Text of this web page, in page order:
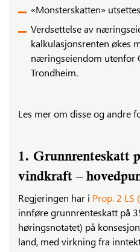
«Monsterskatten»
Verdsettelse av
kalkulasjonsrenten økes
næringseiendom utenfor
Trondheim.
Les mer om disse og andre
1. Grunnrenteskatt
vindkraft –
Regjeringen har i Prop. 2
innføre grunnrenteskatt på
høringsnotatet) på
land, med virkning fra